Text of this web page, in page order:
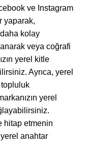
ve Instagram
yaparak,
kolay
veya coğrafi
yerel kitle
Ayrıca, yerel
yerel
hitap etmenin
anahtar